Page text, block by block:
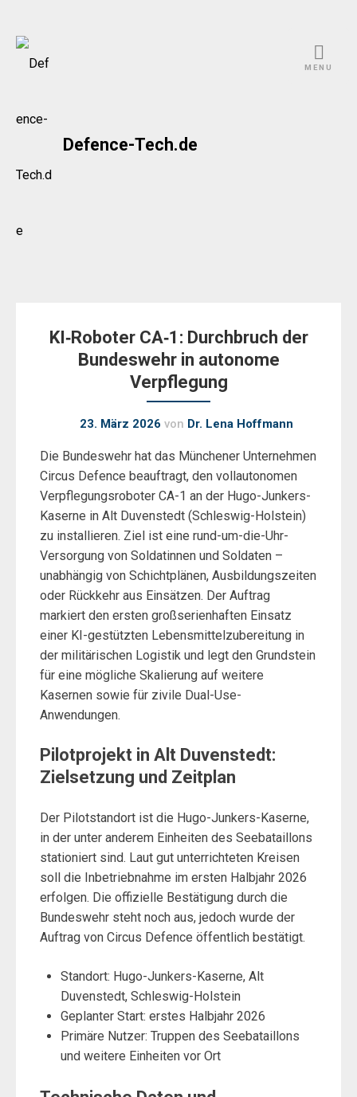
Skip
Defence-Tech.de
MENU
KI‑Roboter CA‑1: Durchbruch der
Bundeswehr in autonome
Verpflegung
23. März 2026 von Dr. Lena Hoffmann
Die Bundeswehr hat das Münchener Unternehmen
Circus Defence beauftragt, den vollautonomen
Verpflegungsroboter CA-1 an der Hugo-Junkers-
Kaserne in Alt Duvenstedt (Schleswig-Holstein)
zu installieren. Ziel ist eine rund-um-die-Uhr-
Versorgung von Soldatinnen und Soldaten –
unabhängig von Schichtplänen, Ausbildungszeiten
oder Rückkehr aus Einsätzen. Der Auftrag
markiert den ersten großserienhaften Einsatz
einer KI-gestützten Lebensmittelzubereitung in
der militärischen Logistik und legt den Grundstein
für eine mögliche Skalierung auf weitere
Kasernen sowie für zivile Dual-Use-
Anwendungen.
Pilotprojekt in Alt Duvenstedt:
Zielsetzung und Zeitplan
Der Pilotstandort ist die Hugo-Junkers-Kaserne,
in der unter anderem Einheiten des Seebataillons
stationiert sind. Laut gut unterrichteten Kreisen
soll die Inbetriebnahme im ersten Halbjahr 2026
erfolgen. Die offizielle Bestätigung durch die
Bundeswehr steht noch aus, jedoch wurde der
Auftrag von Circus Defence öffentlich bestätigt.
Standort: Hugo-Junkers-Kaserne, Alt
Duvenstedt, Schleswig-Holstein
Geplanter Start: erstes Halbjahr 2026
Primäre Nutzer: Truppen des Seebataillons
und weitere Einheiten vor Ort